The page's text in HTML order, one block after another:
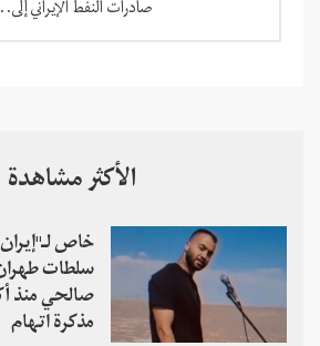
صادرات النفط الإيراني
الأكثر مشاهدة
خاص
سلطات
صالحي منذ
مذكرة اتهام